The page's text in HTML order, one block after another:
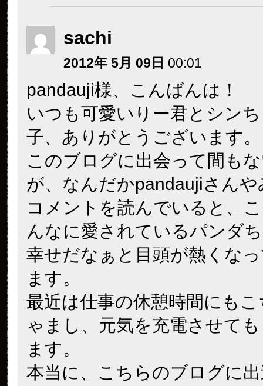
sachi
2012年 5月 09日 00:01
pandauji様、こんばんは！
いつも可愛いりー君とシン
子、ありがとうございます。
このブログに出会って間も
が、なんだかpandaujiさん
コメントを読んでいると、
んなに愛されているパンダ
幸せだなぁと目頭が熱くな
ます。
最近は仕事の休憩時間にも
ゃまし、元気を充電させて
ます。
本当に、こちらのブログに